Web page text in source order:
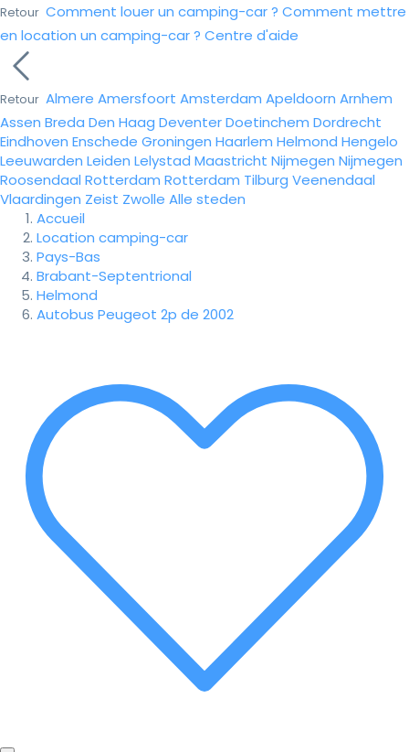
Retour Comment louer un camping-car ? Comment mettre
en location un camping-car ? Centre d'aide
Retour Almere Amersfoort Amsterdam Apeldoorn Arnhem
Assen Breda Den Haag DeventerDoetinchem Dordrecht
Eindhoven Enschede Groningen Haarlem Helmond Hengelo
Leeuwarden Leiden Lelystad Maastricht Nijmegen Nijmegen
Roosendaal Rotterdam Rotterdam Tilburg Veenendaal
Vlaardingen Zeist Zwolle Alle steden
Accueil
Location camping-car
Pays-Bas
Brabant-Septentrional
Helmond
Autobus Peugeot 2p de 2002